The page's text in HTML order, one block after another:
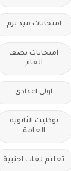
امتحانات ميد ترم
امتحانات نصف
العام
اولى اعدادى
بوكليت الثانوية
العامة
تعليم لغات اجنبية